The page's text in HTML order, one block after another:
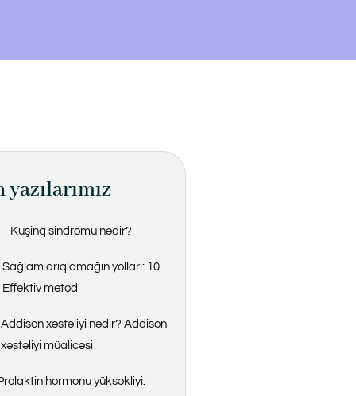
yazılarımız
Kuşinq sindromu nədir?
Sağlam arıqlamağın yolları: 10
Effektiv metod
Addison xəstəliyi nədir? Addison
xəstəliyi müalicəsi
hormonu yüksəkliyi: